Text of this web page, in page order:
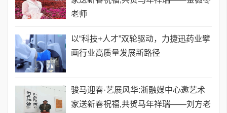
老师
以“科技+人才”双轮驱动，力捷迅药业擘
画行业高质量发展新路径
骏马迎春·艺展风华:浙融媒中心邀艺术
家送新春祝福,共贺马年祥瑞——刘方老